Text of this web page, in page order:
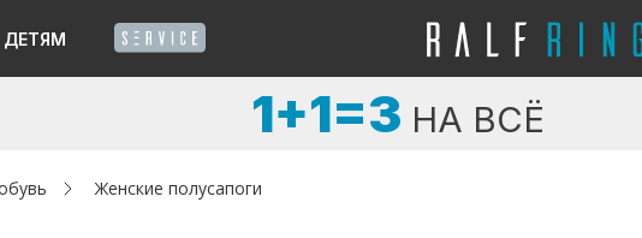
ДЕТЯМ
1+1=3 НА ВСЁ
Женские полусапоги